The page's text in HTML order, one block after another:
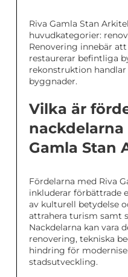
Riva Gamla Stan
huvudkategorier:
Renovering innebär
restaurerar befintliga
rekonstruktion
byggnader.
Vilka är
nackdelarna
Gamla Stan
Fördelarna med Riva
inkluderar förbättrade
av kulturell betydelse
attrahera turism samt
Nackdelarna kan vara
renovering, tekniska
hindring för
stadsutveckling.